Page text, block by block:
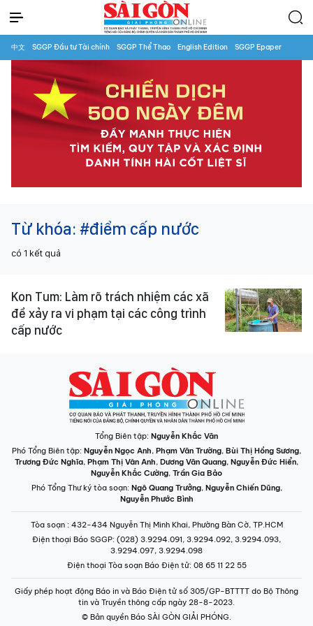
中文 SGGP Đầu tư Tài chính SGGP Thể Thao English Edition SGGP Epaper
Từ khóa: #điểm cấp nước
có 1 kết quả
Kon Tum: Làm rõ trách nhiệm các xã
để xảy ra vi phạm tại các công trình
cấp nước
Tổng Biên tập: Nguyễn Khắc Văn
Phó Tổng Biên tập: Nguyễn Ngọc Anh, Phạm Văn Trường, Bùi Thị Hồng Sương,
Trương Đức Nghĩa, Phạm Thị Vân Anh, Dương Văn Quang, Nguyễn Đức Hiển,
Nguyễn Khắc Cường, Trần Gia Bảo
Phó Tổng Thư ký tòa soạn: Ngô Quang Trưởng, Nguyễn Chiến Dũng,
Nguyễn Phước Bình
Tòa soạn : 432-434 Nguyễn Thị Minh Khai, Phường Bàn Cờ, TP.HCM
Điện thoại Báo SGGP: (028) 3.9294.091, 3.9294.092, 3.9294.093,
3.9294.097, 3.9294.098
Điện thoại Tòa soạn Báo Điện tử: 08 65 11 22 55
Giấy phép hoạt động Báo in và Báo Điện tử số 305/GP-BTTTT do Bộ Thông
tin và Truyền thông cấp ngày 28-8-2023.
© Bản quyền Báo SÀI GÒN GIẢI PHÓNG.